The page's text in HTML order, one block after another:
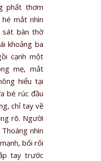
phất thơm
mắt nhìn
sát bàn thờ
khoảng ba
cạnh một
mẹ, mắt
hiểu tại
bé rúc đầu
chỉ tay về
rõ. Người
nhìn
bối rối
tay trước